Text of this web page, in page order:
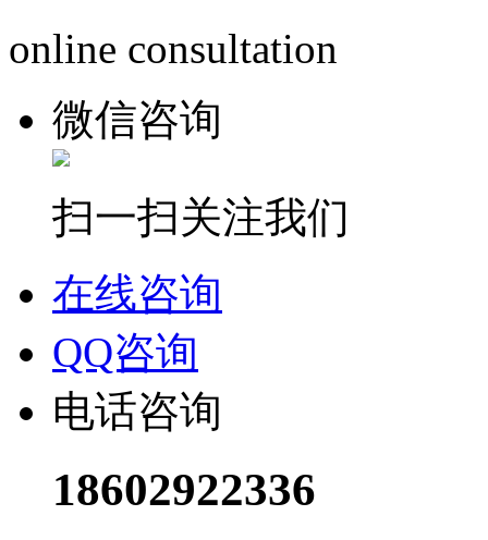
online consultation
微信咨询
扫一扫关注我们
在线咨询
QQ咨询
电话咨询
18602922336